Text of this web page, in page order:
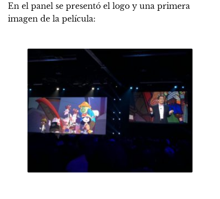
En el panel se presentó el logo y una primera
imagen de la película: